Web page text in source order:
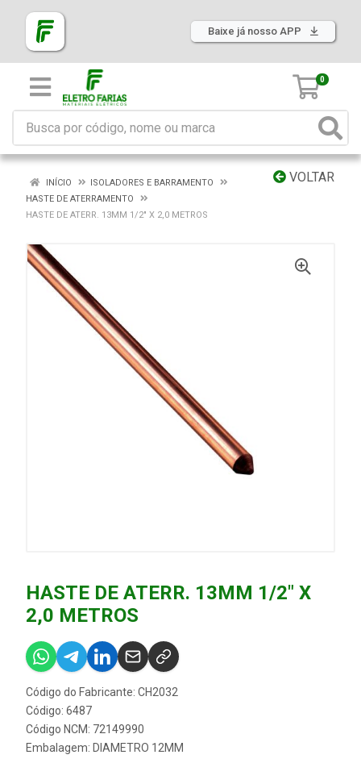
Baixe já nosso APP
0
VOLTAR
INÍCIO
ISOLADORES E BARRAMENTO
HASTE DE ATERRAMENTO
HASTE DE ATERR. 13MM 1/2" X 2,0 METROS
HASTE DE ATERR. 13MM 1/2" X
2,0 METROS
Código do Fabricante: CH2032
Código: 6487
Código NCM: 72149990
Embalagem: DIAMETRO 12MM